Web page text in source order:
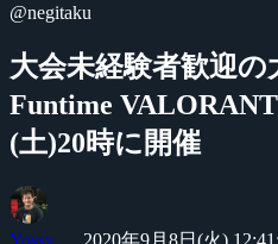
@negitaku
大会未経験者歓迎の
Funtime
(土)20時に開催
Yossy 2020年9月8日(火)